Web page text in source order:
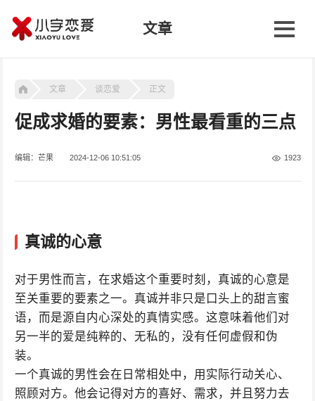
文章
文章 谈恋爱 正文
促成求婚的要素：男性最看重的三点
编辑：芒果 2024-12-06 10:51:05 1923
真诚的心意
对于男性而言，在求婚这个重要时刻，真诚的心意是
至关重要的要素之一。真诚并非只是口头上的甜言蜜
语，而是源自内心深处的真情实感。这意味着他们对
另一半的爱是纯粹的、无私的，没有任何虚假和伪
装。
一个真诚的男性会在日常相处中，用实际行动关心、
照顾对方。他会记得对方的喜好、需求，并且努力去